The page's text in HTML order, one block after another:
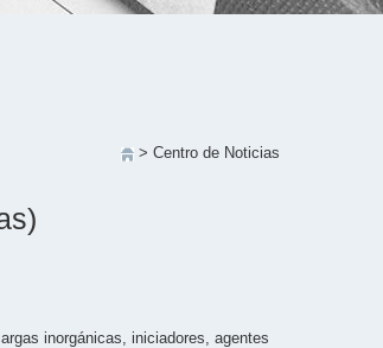
> Centro de Noticias
inorgánicas, iniciadores, agentes